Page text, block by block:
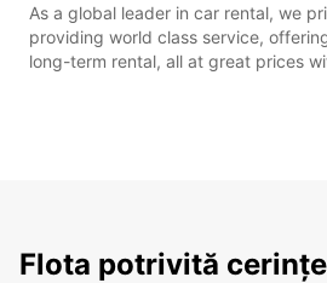
As a global leader in car rental, we
providing world class service,
long-term rental, all at great prices
Flota potrivită